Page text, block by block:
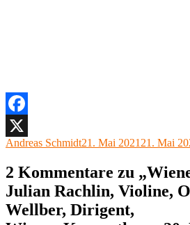
Facebook
X
Autor
Andreas SchmidtVeröffentlicht
21. Mai 2021 21. Mai
2 Kommentare zu
Julian Rachlin, Violine,
Wellber, Dirigent,